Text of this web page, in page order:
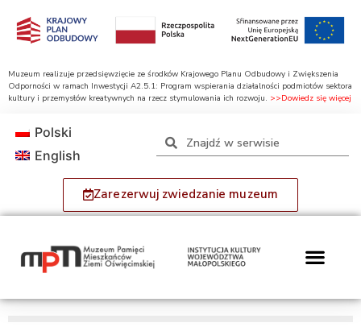
Muzeum realizuje przedsięwzięcie ze środków Krajowego Planu Odbudowy i Zwiększenia
Odporności w ramach Inwestycji A2.5.1: Program wspierania działalności podmiotów sektora
kultury i przemysłów kreatywnych na rzecz stymulowania ich rozwoju. >>Dowiedz się więcej
Zarezerwuj zwiedzanie muzeum
Polski
English